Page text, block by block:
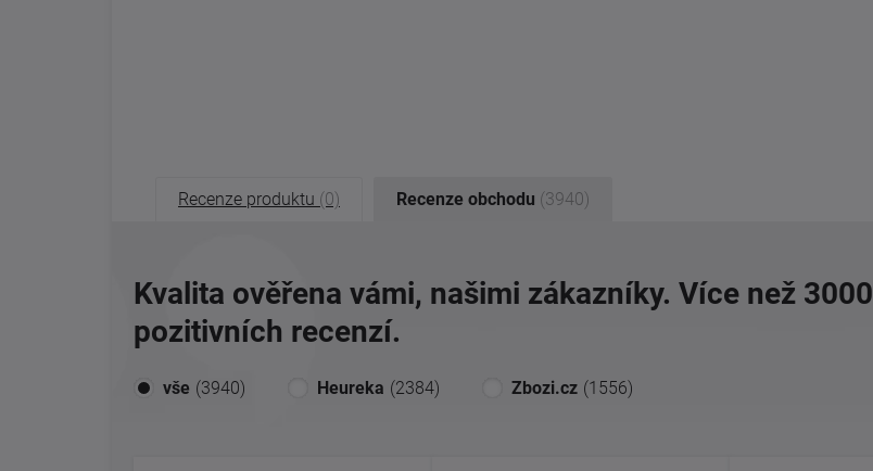
Recenze produktu (0) Recenze obchodu (3940)
Kvalita ověřena vámi, našimi zákazníky. Více než 3000
pozitivních recenzí.
vše (3940) Heureka (2384) Zbozi.cz (1556)